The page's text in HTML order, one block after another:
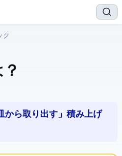
ク
から取り出す」積み上げ